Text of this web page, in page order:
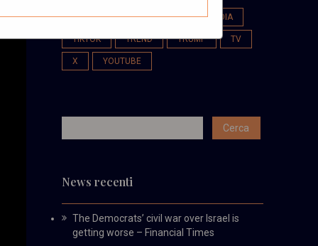
SOCIAL BUZZ WEEK SOCIAL MEDIA
TIKTOK TREND TRUMP TV
X YOUTUBE
News recenti
The Democrats’ civil war over Israel is
getting worse – Financial Times